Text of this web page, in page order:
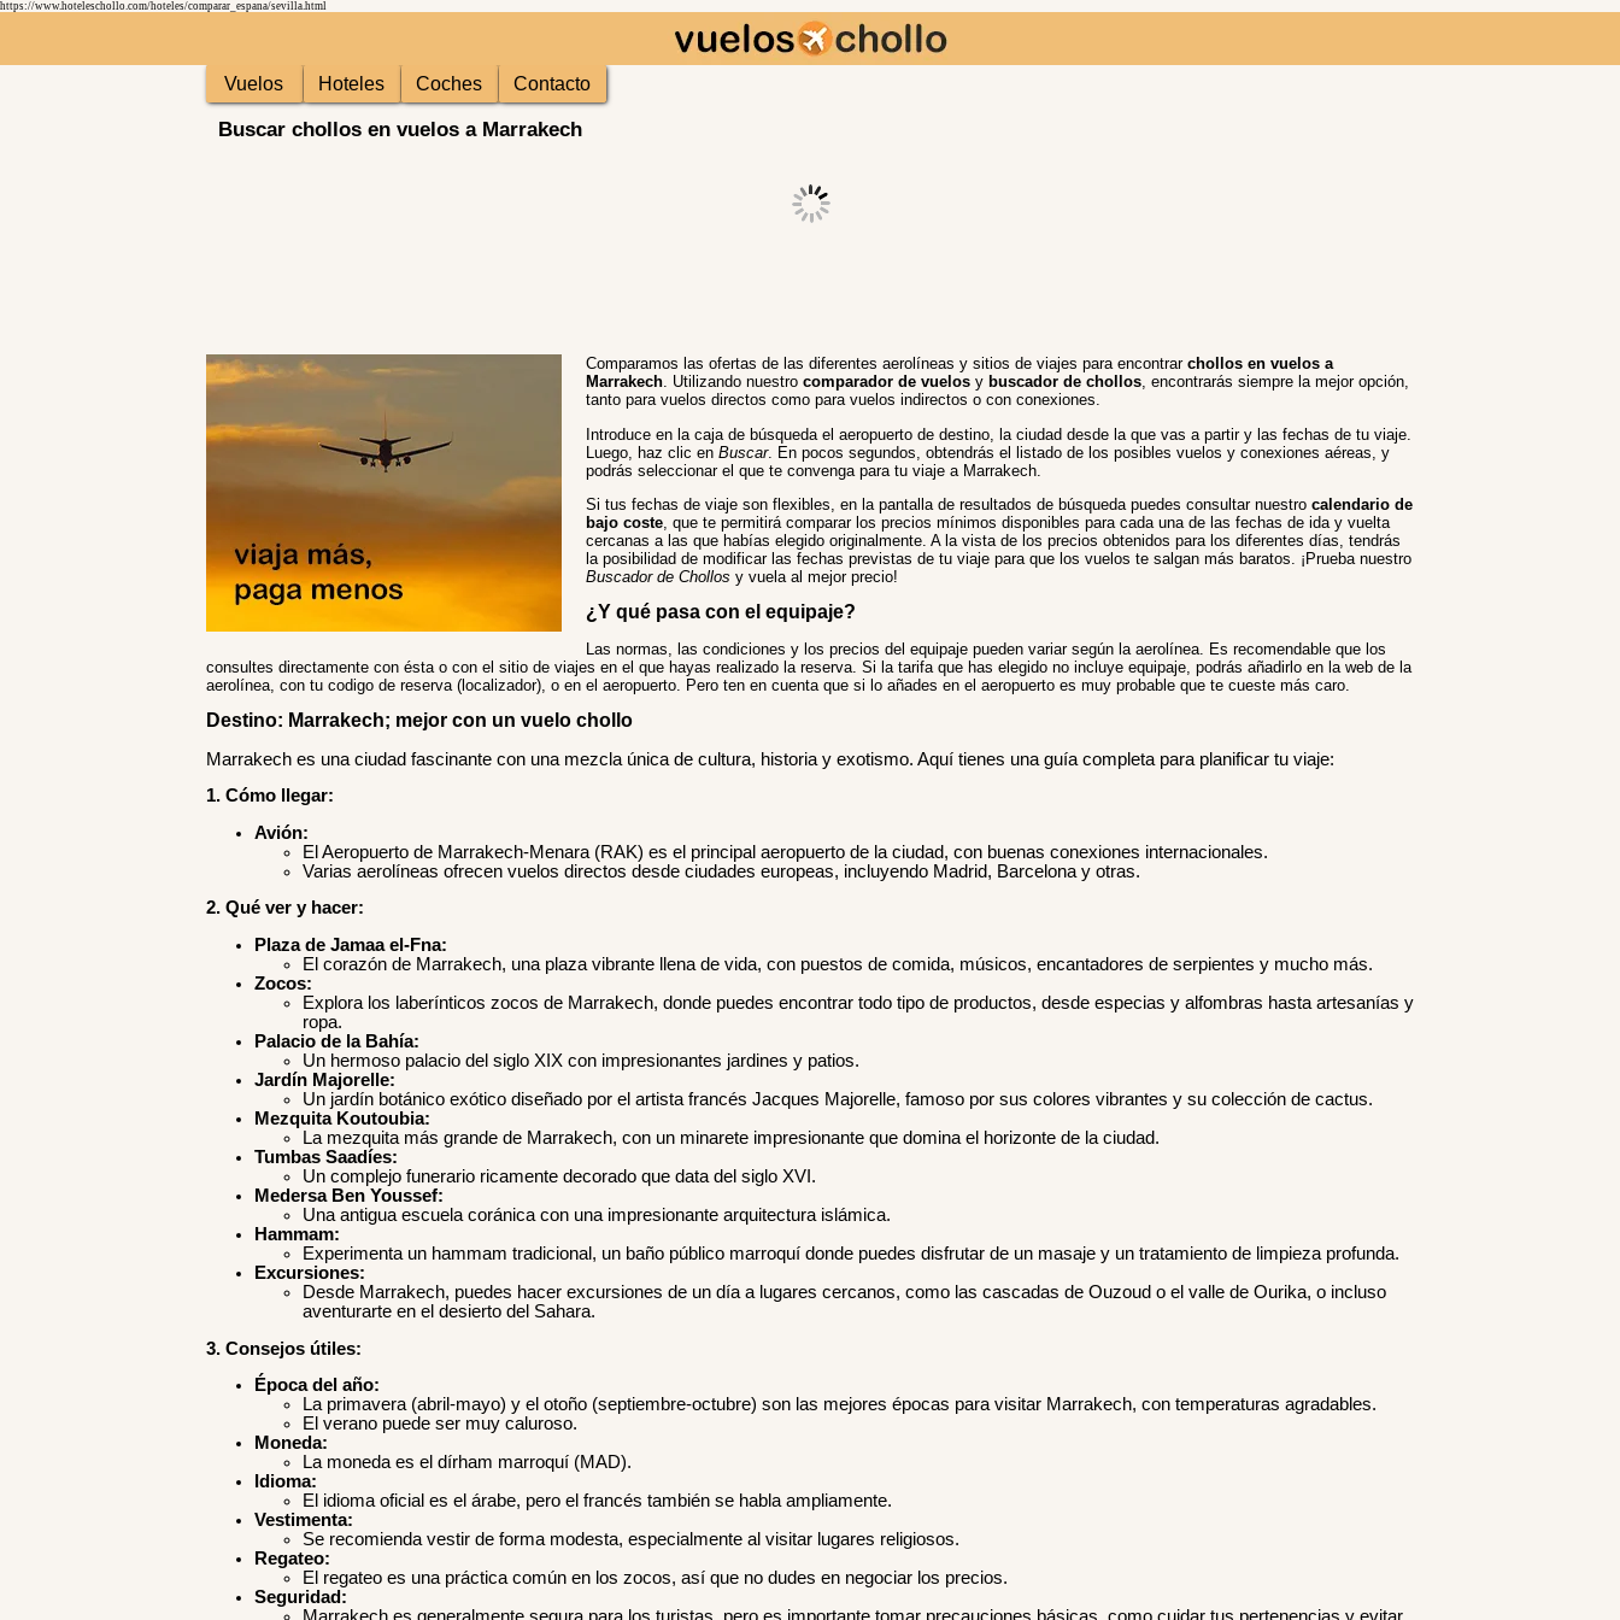
https://www.hoteleschollo.com/hoteles/comparar_espana/sevilla.html
Vuelos Hoteles Coches Contacto
Buscar chollos en vuelos a Marrakech
Comparamos las ofertas de las diferentes aerolíneas y sitios de viajes para encontrar chollos en vuelos a
Marrakech. Utilizando nuestro comparador de vuelosy buscador de chollos, encontrarás siempre la mejor opción,
tanto para vuelos directos como para vuelos indirectos o con conexiones.
Introduce en la caja de búsqueda el aeropuerto de destino, la ciudad desde la que vas a partir y las fechas de tu viaje.
Luego, haz clic en Buscar. En pocos segundos, obtendrás el listado de los posibles vuelos y conexiones aéreas, y
podrás seleccionar el que te convenga para tu viaje a Marrakech.
Si tus fechas de viaje son flexibles, en la pantalla de resultados de búsqueda puedes consultar nuestro calendario de
bajo coste, que te permitirá comparar los precios mínimos disponibles para cada una de las fechas de ida y vuelta
cercanas a las que habías elegido originalmente. A la vista de los precios obtenidos para los diferentes días, tendrás
la posibilidad de modificar las fechas previstas de tu viaje para que los vuelos te salgan más baratos. ¡Prueba nuestro
Buscador de Chollos y vuela al mejor precio!
¿Y qué pasa con el equipaje?
Las normas, las condiciones y los precios del equipaje pueden variar según la aerolínea. Es recomendable que los
consultes directamente con ésta o con el sitio de viajes en el que hayas realizado la reserva. Si la tarifa que has elegido no incluye equipaje, podrás añadirlo en la web de la
aerolínea, con tu codigo de reserva (localizador), o en el aeropuerto. Pero ten en cuenta que si lo añades en el aeropuerto es muy probable que te cueste más caro.
Destino: Marrakech; mejor con un vuelo chollo
Marrakech es una ciudad fascinante con una mezcla única de cultura, historia y exotismo. Aquí tienes una guía completa para planificar tu viaje:
1. Cómo llegar:
Avión:
El Aeropuerto de Marrakech-Menara (RAK) es el principal aeropuerto de la ciudad, con buenas conexiones internacionales.
Varias aerolíneas ofrecen vuelos directos desde ciudades europeas, incluyendo Madrid, Barcelona y otras.
2. Qué ver y hacer:
Plaza de Jamaa el-Fna:
El corazón de Marrakech, una plaza vibrante llena de vida, con puestos de comida, músicos, encantadores de serpientes y mucho más.
Zocos:
Explora los laberínticos zocos de Marrakech, donde puedes encontrar todo tipo de productos, desde especias y alfombras hasta artesanías y
ropa.
Palacio de la Bahía:
Un hermoso palacio del siglo XIX con impresionantes jardines y patios.
Jardín Majorelle:
Un jardín botánico exótico diseñado por el artista francés Jacques Majorelle, famoso por sus colores vibrantes y su colección de cactus.
Mezquita Koutoubia:
La mezquita más grande de Marrakech, con un minarete impresionante que domina el horizonte de la ciudad.
Tumbas Saadíes:
Un complejo funerario ricamente decorado que data del siglo XVI.
Medersa Ben Youssef:
Una antigua escuela coránica con una impresionante arquitectura islámica.
Hammam:
Experimenta un hammam tradicional, un baño público marroquí donde puedes disfrutar de un masaje y un tratamiento de limpieza profunda.
Excursiones:
Desde Marrakech, puedes hacer excursiones de un día a lugares cercanos, como las cascadas de Ouzoud o el valle de Ourika, o incluso
aventurarte en el desierto del Sahara.
3. Consejos útiles:
Época del año:
La primavera (abril-mayo) y el otoño (septiembre-octubre) son las mejores épocas para visitar Marrakech, con temperaturas agradables.
El verano puede ser muy caluroso.
Moneda:
La moneda es el dírham marroquí (MAD).
Idioma:
El idioma oficial es el árabe, pero el francés también se habla ampliamente.
Vestimenta:
Se recomienda vestir de forma modesta, especialmente al visitar lugares religiosos.
Regateo:
El regateo es una práctica común en los zocos, así que no dudes en negociar los precios.
Seguridad: